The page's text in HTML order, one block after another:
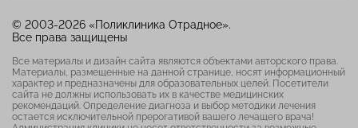
© 2003-2026 «Поликлиника Отрадное».
Все права защищены
Все материалы и дизайн сайта являются объектами авторского права.
Материалы, размещенные на данной странице, носят информационный
характер и предназначены для образовательных целей. Посетители
сайта не должны использовать их в качестве медицинских
рекомендаций. Определение диагноза и выбор методики лечения
остается исключительной прерогативой вашего лечащего врача!